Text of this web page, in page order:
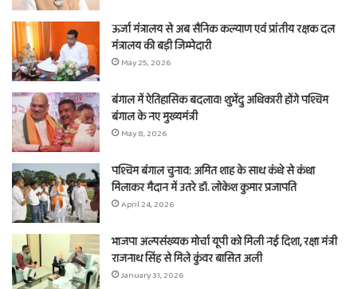
ऊर्जा मंत्रालय से अब सैनिक कल्याण एवं प्रांतीय रक्षक दल
मंत्रालय की बड़ी जिम्मेदारी
May 25, 2026
बंगाल में ऐतिहासिक बदलाव! शुभेंदु अधिकारी होंगे पश्चिम
बंगाल के नए मुख्यमंत्री
May 8, 2026
पश्चिम बंगाल चुनाव: अमित शाह के साथ कंधे से कंधा
मिलाकर मैदान में उतरे डॉ. लोकेश कुमार प्रजापति
April 24, 2026
भाजपा अल्पसंख्यक मोर्चा यूपी को मिली नई दिशा, रक्षा मंत्री
राजनाथ सिंह से मिले कुंवर बासित अली
January 31, 2026